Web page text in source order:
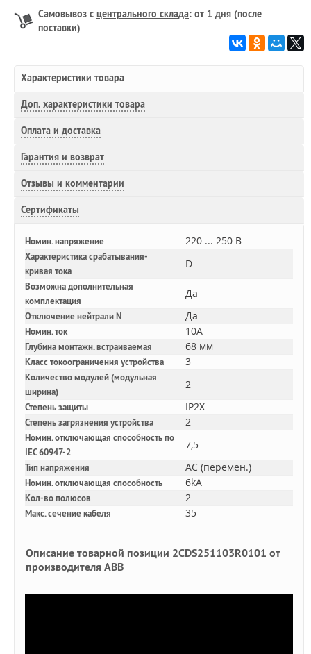
Самовывоз с центрального склада: от 1 дня (после
поставки)
Характеристики товара
Доп. характеристики товара
Оплата и доставка
Гарантия и возврат
Отзывы и комментарии
Сертификаты
Номин. напряжение 220 ... 250 В
Характеристика срабатывания-
кривая тока
D
Возможна дополнительная
комплектация
Да
Отключение нейтрали N Да
Номин. ток 10A
Глубина монтажн. встраиваемая 68 мм
Класс токоограничения устройства 3
Количество модулей (модульная
ширина)
2
Степень защиты IP2X
Степень загрязнения устройства 2
Номин. отключающая способность по
IEC 60947-2
7,5
Тип напряжения AC (перемен.)
Номин. отключающая способность 6kA
Кол-во полюсов 2
Макс. сечение кабеля 35
Описание товарной позиции 2CDS251103R0101 от
производителя ABB